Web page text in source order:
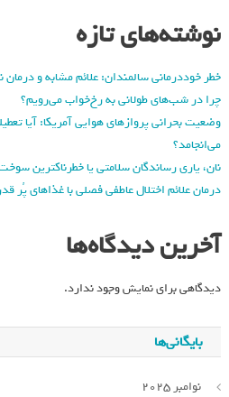
نوشته‌های تازه
خطر خوددرمانی سالمندان: علائم مشابه و
چرا در شب‌های طولانی به رخ‌خواب می‌رویم؟
وضعیت بحرانی پروازهای هوایی آمریکا: آیا
می‌انجامد؟
نان، یاری رساندگان سلامتی یا خطرناکترین
درمان علائم اختلال عاطفی فصلی با غذاهای پُر
آخرین دیدگاه‌ها
دیدگاهی برای نمایش وجود ندارد.
بایگانی‌ها
نوامبر 2025